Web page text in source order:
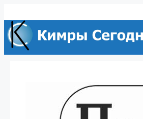
к
содержимому